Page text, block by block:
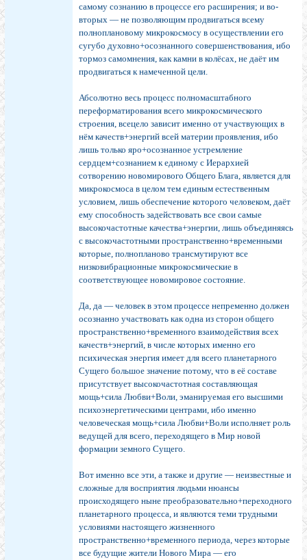
самому сознанию в процессе его расширения; и во-
вторых — не позволяющим продвигаться всему
полноплановому микрокосмосу в осуществлении его
сугубо духовно+осознанного совершенствования, ибо
тормоз самомнения, как камни в колёсах, не даёт им
продвигаться к намеченной цели.
Абсолютно весь процесс полномасштабного
переформатирования всего микрокосмического
строения, всецело зависит именно от участвующих в
нём качеств+энергий всей материи проявления, ибо
лишь только яро+осознанное устремление
сердцем+сознанием к единому с Иерархией
сотворению новомирового Общего Блага, является для
микрокосмоса в целом тем единым естественным
условием, лишь обеспечение которого человеком, даёт
ему способность задействовать все свои самые
высокочастотные качества+энергии, лишь объединяясь
с высокочастотными пространственно+временными
которые, полнопланово трансмутируют все
низковибрационные микрокосмические в
соответствующее новомировое состояние.
Да, да — человек в этом процессе непременно должен
осознанно участвовать как одна из сторон общего
пространственно+временного взаимодействия всех
качеств+энергий, в числе которых именно его
психическая энергия имеет для всего планетарного
Сущего большое значение потому, что в её составе
присутствует высокочастотная составляющая
мощь+сила Любви+Воли, эманируемая его высшими
психоэнергетическими центрами, ибо именно
человеческая мощь+сила Любви+Воли исполняет роль
ведущей для всего, переходящего в Мир новой
формации земного Сущего.
Вот именно все эти, а также и другие — неизвестные и
сложные для восприятия людьми нюансы
происходящего ныне преобразовательно+переходного
планетарного процесса, и являются теми трудными
условиями настоящего жизненного
пространственно+временного периода, через которые
все будущие жители Нового Мира — его